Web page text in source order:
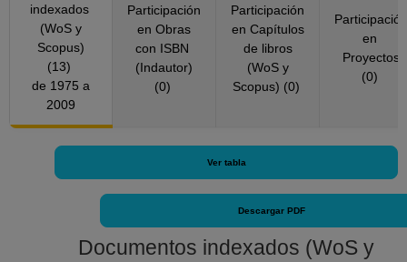
JOURNAL OF BIOLOGICAL CHEMISTRY,
Estados Unidos America (1981, 1992)
JOURNAL OF PARASITOLOGY, Estados
Unidos America (1990)
Rica (2005)
indexados
(WoS y
Scopus)
(13)
de 1975 a
2009
Participación
en Obras
con ISBN
(Indautor)
(0)
Participación
en Capítulos
de libros
(WoS y
Scopus) (0)
Participación
en
Proyectos
(0)
Ver tabla
Descargar PDF
Documentos indexados (WoS y